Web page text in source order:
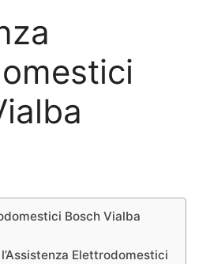
Bosch Vialba
Elettrodomestici